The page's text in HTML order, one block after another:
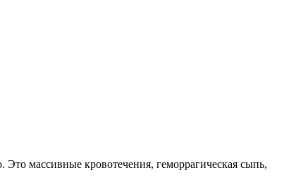
массивные кровотечения, геморрагическая сыпь,